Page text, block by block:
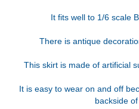
It fits well to 1/6 scale
There is antique
This skirt is made of artificial
It is easy to wear on and off
backside